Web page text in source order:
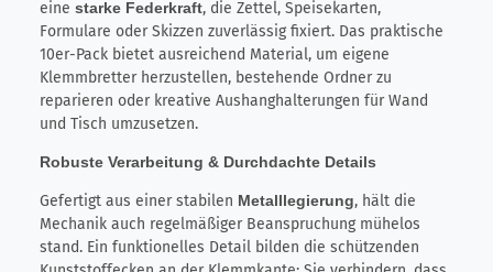
eine starke Federkraft, die Zettel, Speisekarten,
Formulare oder Skizzen zuverlässig fixiert. Das praktische
10er-Pack bietet ausreichend Material, um eigene
Klemmbretter herzustellen, bestehende Ordner zu
reparieren oder kreative Aushanghalterungen für Wand
und Tisch umzusetzen.
Robuste Verarbeitung & Durchdachte Details
Gefertigt aus einer stabilen Metalllegierung, hält die
Mechanik auch regelmäßiger Beanspruchung mühelos
stand. Ein funktionelles Detail bilden die schützenden